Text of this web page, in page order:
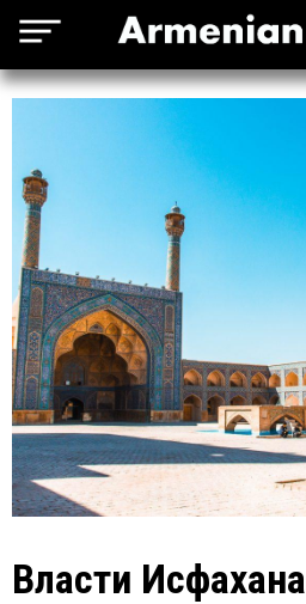
Власти Исфахана